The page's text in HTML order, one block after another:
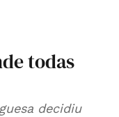
todas
decidiu